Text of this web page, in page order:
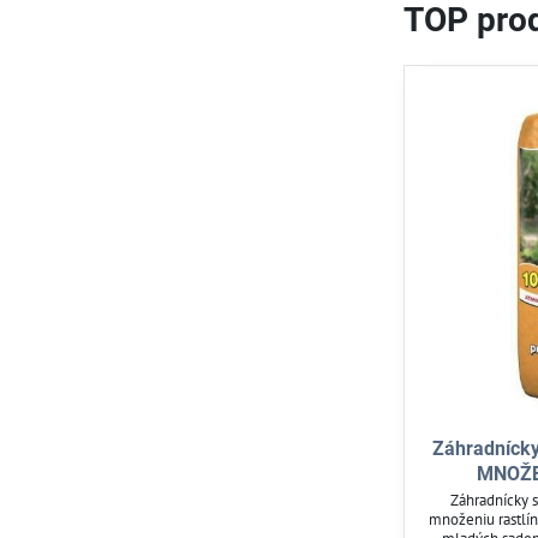
TOP
Záhradnícky
množeniu